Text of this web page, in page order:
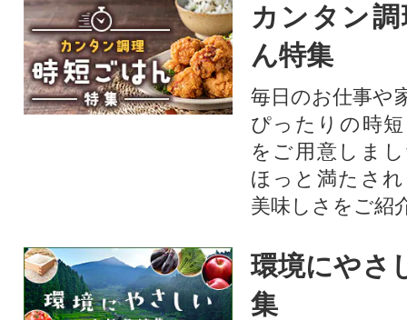
カンタン
ん特集
毎日のお仕事や
ぴったりの時
をご用意しま
ほっと満たさ
美味しさをご紹
環境にやさ
集